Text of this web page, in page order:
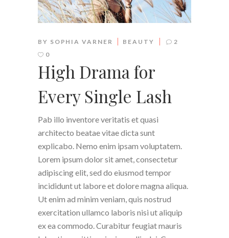
BY SOPHIA VARNER BEAUTY
2
0
High Drama for
Every Single Lash
Pab illo inventore veritatis et quasi
architecto beatae vitae dicta sunt
explicabo. Nemo enim ipsam voluptatem.
Lorem ipsum dolor sit amet, consectetur
adipiscing elit, sed do eiusmod tempor
incididunt ut labore et dolore magna aliqua.
Ut enim ad minim veniam, quis nostrud
exercitation ullamco laboris nisi ut aliquip
ex ea commodo. Curabitur feugiat mauris